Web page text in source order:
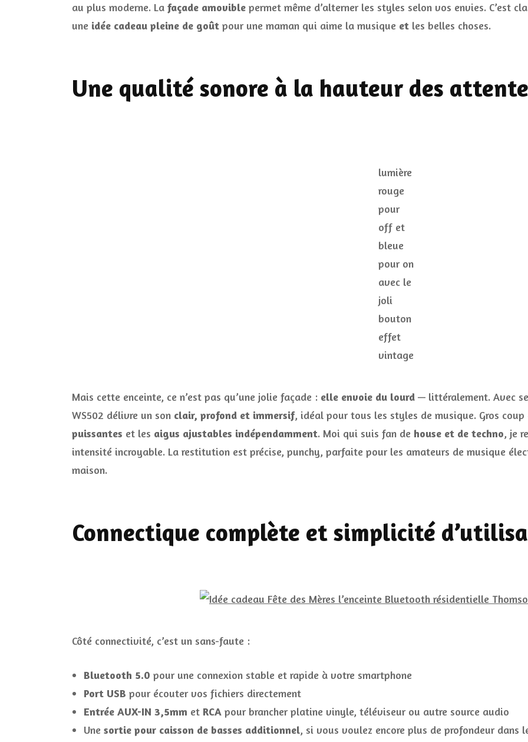
au plus moderne. La façade amovible permet même d’alterner les styles selon vos envies. C’est
une idée cadeau pleine de goût pour une maman qui aime la musique et les belles choses.
Une qualité sonore à la hauteur des
lumière
rouge
pour
off et
bleue
pour on
avec le
joli
bouton
effet
vintage
Mais cette enceinte, ce n’est pas qu’une jolie façade : elle envoie du lourd — littéralement. Avec
WS502 délivre un son clair, profond et immersif, idéal pour tous les styles de musique. Gros
puissantes et les aigus ajustables indépendamment. Moi qui suis fan de house et de techno, je
intensité incroyable. La restitution est précise, punchy, parfaite pour les amateurs de musique
maison.
Connectique complète et simplicité
Côté connectivité, c’est un sans-faute :
Bluetooth 5.0 pour une connexion stable et rapide à votre smartphone
Port USB pour écouter vos fichiers directement
Entrée AUX-IN 3,5mm et RCA pour brancher platine vinyle, téléviseur ou autre source audio
Une sortie pour caisson de basses additionnel, si vous voulez encore plus de profondeur dans